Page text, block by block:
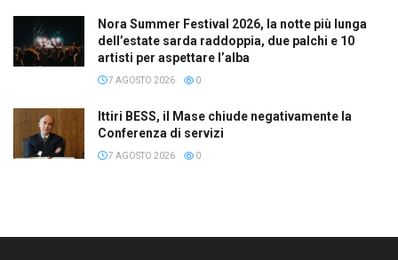
Nora Summer Festival 2026, la notte più lunga
dell’estate sarda raddoppia, due palchi e 10
artisti per aspettare l’alba
7 AGOSTO 2026 0
Ittiri BESS, il Mase chiude negativamente la
Conferenza di servizi
7 AGOSTO 2026 0